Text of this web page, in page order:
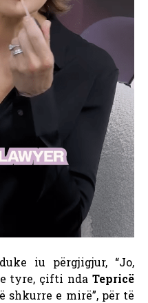
iu përgjigjur, “Jo,
tyre, çifti nda Tepricë
shkurre e mirë”, për të